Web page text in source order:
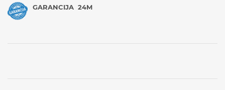
GARANCIJA 24M